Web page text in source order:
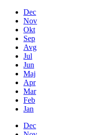
Dec
Nov
Okt
Sep
Avg
Jul
Jun
Maj
Apr
Mar
Feb
Jan
Dec